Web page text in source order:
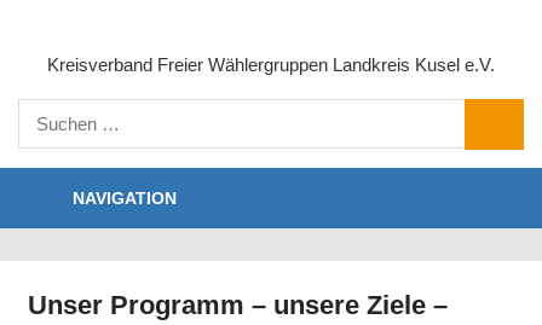
springen
Kreisverband Freier Wählergruppen Landkreis Kusel e.V.
Suchen
nach:
NAVIGATION
Unser Programm – unsere Ziele –